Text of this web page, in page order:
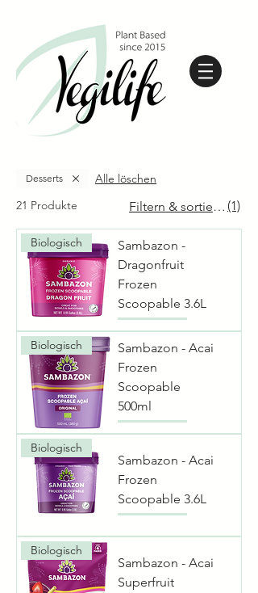
Desserts
Alle löschen
21 Produkte
Filtern & sortieren(1)
Biologisch
Sambazon -
Dragonfruit
Frozen
Scoopable 3.6L
Biologisch
Sambazon - Acai
Frozen
Scoopable
500ml
Biologisch
Sambazon - Acai
Frozen
Scoopable 3.6L
Biologisch
Sambazon - Acai
Superfruit